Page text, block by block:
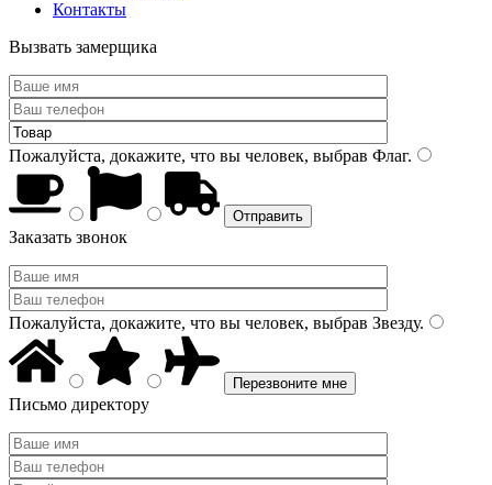
Контакты
Вызвать замерщика
Пожалуйста, докажите, что вы человек, выбрав Флаг.
Заказать звонок
Пожалуйста, докажите, что вы человек, выбрав Звезду.
Письмо директору